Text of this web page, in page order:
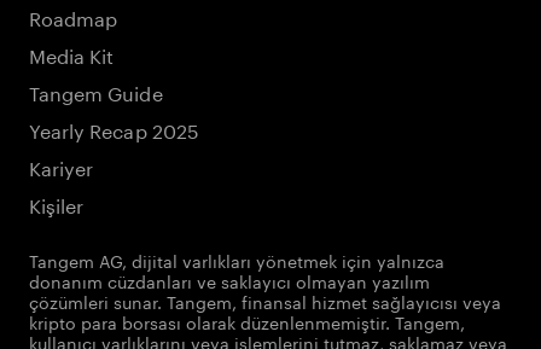
Roadmap
Media Kit
Tangem Guide
Yearly Recap 2025
Kariyer
Kişiler
Tangem AG, dijital varlıkları yönetmek için yalnızca
donanım cüzdanları ve saklayıcı olmayan yazılım
çözümleri sunar. Tangem, finansal hizmet sağlayıcısı veya
kripto para borsası olarak düzenlenmemiştir. Tangem,
kullanıcı varlıklarını veya işlemlerini tutmaz, saklamaz veya